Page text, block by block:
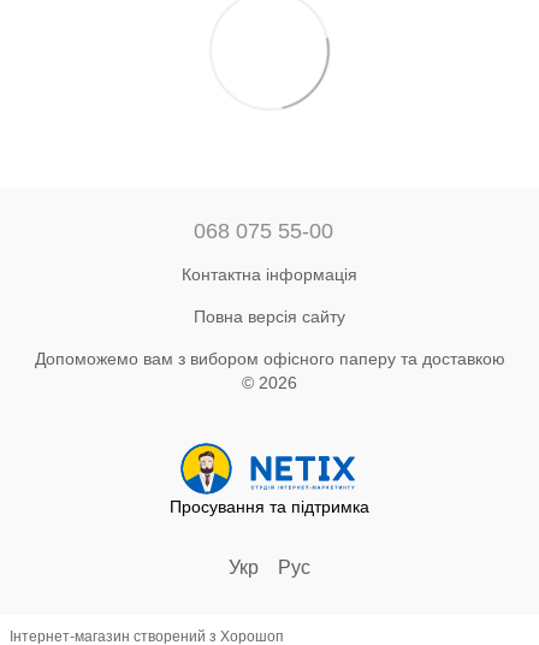
068 075 55-00
Контактна інформація
Повна версія сайту
Допоможемо вам з вибором офісного паперу та доставкою
© 2026
Просування та підтримка
Укр Рус
Інтернет-магазин створений з Хорошоп